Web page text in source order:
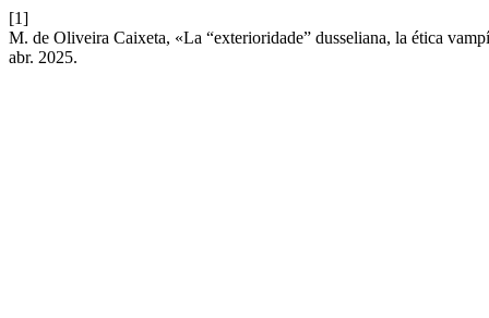
[1]
M. de Oliveira Caixeta, «La “exterioridade” dusseliana, la ética
abr. 2025.